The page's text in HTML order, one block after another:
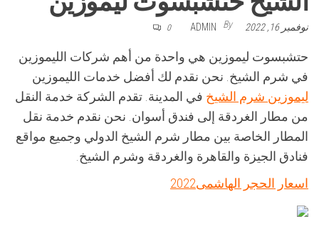
نوفمبر 16, 2022 By
ADMIN
0
حتشبسوت ليموزين هي واحدة من أهم شركات الليموزين
في شرم الشيخ. نحن نقدم لك أفضل خدمات الليموزين
ليموزين شرم الشيخ في المدينة. تقدم الشركة خدمة النقل
من مطار الغردقة إلى فندق أسوان. نحن نقدم خدمة نقل
المطار الخاصة بين مطار شرم الشيخ الدولي وجميع مواقع
فنادق الجيزة والقاهرة والغردقة وشرم الشيخ.
اسعار الحجر الهاشمى2022